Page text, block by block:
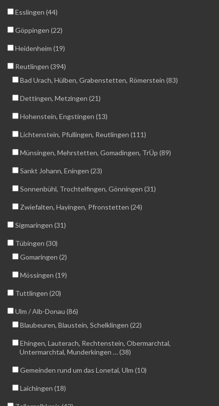
Esslingen (44)
Göppingen (22)
Heidenheim (19)
Reutlingen (394)
Bad Urach, Hülben, Grabenstetten, Römerstein (83)
Dettingen, Metzingen (21)
Hohenstein, Engstingen (13)
Lichtenstein, Pfullingen, Reutlingen (111)
Münsingen, Mehrstetten, Gomadingen, TrÜp (89)
Sankt Johann, Eningen (23)
Sonnenbühl, Trochtelfingen, Gönningen (31)
Zwiefalten, Hayingen, Pfronstetten (24)
Sigmaringen (31)
Tübingen (30)
Gomaringen (2)
Mössingen (19)
Tuttlingen (20)
Ulm / Alb-Donau (86)
Blaubeuren, Blaustein, Schelklingen (22)
Ehingen, Lauterach, Rechtenstein, Obermarchtal,
Untermarchtal, Munderkingen … (38)
Gemeinden rund um das Lonetal, Ulm (10)
Laichingen (18)